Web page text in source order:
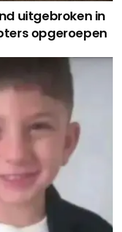
uitgebroken in
opgeroepen